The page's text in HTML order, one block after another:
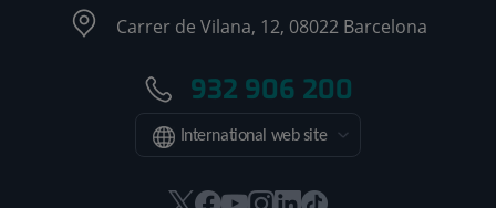
Carrer de Vilana, 12, 08022 Barcelona
932 906 200
International web site
AquestAquestAquestAquest
AquestEnllaç